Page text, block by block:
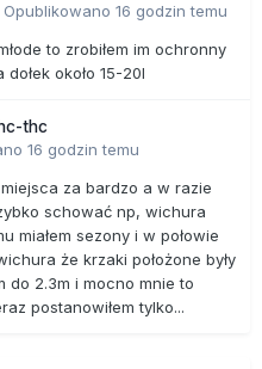
Opublikowano 16 godzin temu
to zrobiłem im ochronny
około 15-20l
thc
16 godzin temu
za bardzo a w razie
schować np, wichura
miałem sezony i w połowie
że krzaki położone były
do 2.3m i mocno mnie to
postanowiłem tylko...